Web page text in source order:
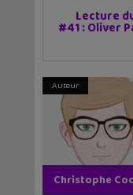
Lecture
#41 : Oliver
Auteur
Christophe